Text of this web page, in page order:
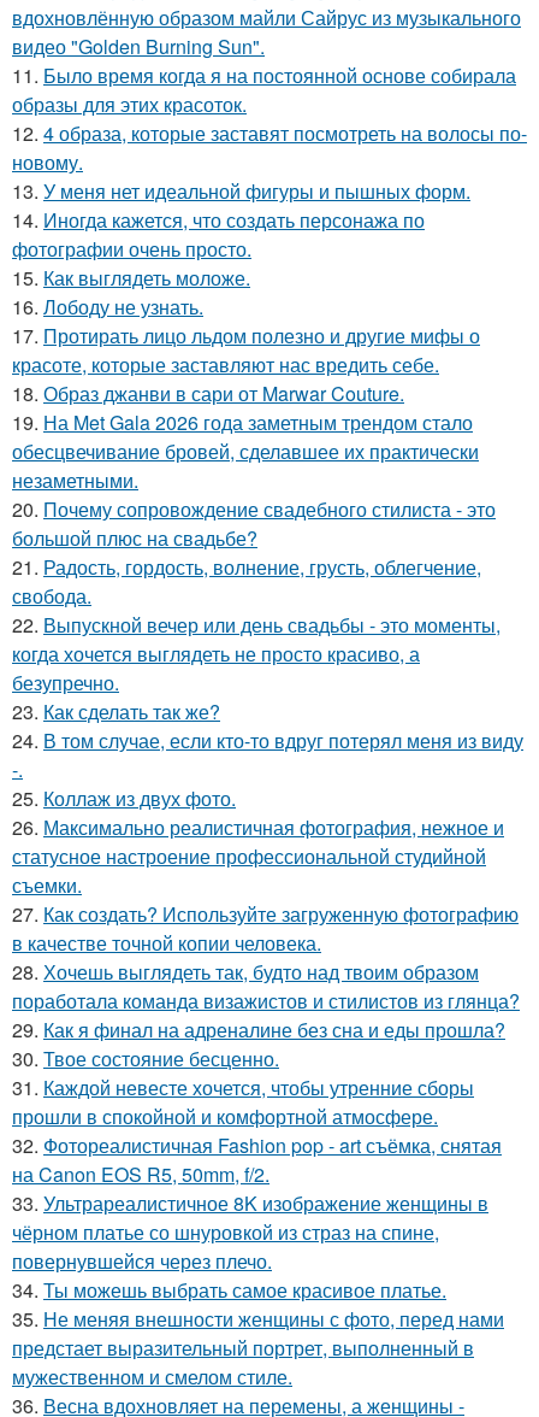
вдохновлённую образом майли Сайрус из музыкального
видео "Golden Burning Sun".
11. Было время когда я на постоянной основе собирала
образы для этих красоток.
12. 4 образа, которые заставят посмотреть на волосы по-
новому.
13. У меня нет идеальной фигуры и пышных форм.
14. Иногда кажется, что создать персонажа по
фотографии очень просто.
15. Как выглядеть моложе.
16. Лободу не узнать.
17. Протирать лицо льдом полезно и другие мифы о
красоте, которые заставляют нас вредить себе.
18. Образ джанви в сари от Marwar Couture.
19. На Met Gala 2026 года заметным трендом стало
обесцвечивание бровей, сделавшее их практически
незаметными.
20. Почему сопровождение свадебного стилиста - это
большой плюс на свадьбе?
21. Радость, гордость, волнение, грусть, облегчение,
свобода.
22. Выпускной вечер или день свадьбы - это моменты,
когда хочется выглядеть не просто красиво, а
безупречно.
23. Как сделать так же?
24. В том случае, если кто-то вдруг потерял меня из виду
-.
25. Коллаж из двух фото.
26. Максимально реалистичная фотография, нежное и
статусное настроение профессиональной студийной
съемки.
27. Как создать? Используйте загруженную фотографию
в качестве точной копии человека.
28. Хочешь выглядеть так, будто над твоим образом
поработала команда визажистов и стилистов из глянца?
29. Как я финал на адреналине без сна и еды прошла?
30. Твое состояние бесценно.
31. Каждой невесте хочется, чтобы утренние сборы
прошли в спокойной и комфортной атмосфере.
32. Фотореалистичная Fashion pop - art съёмка, снятая
на Canon EOS R5, 50mm, f/2.
33. Ультрареалистичное 8K изображение женщины в
чёрном платье со шнуровкой из страз на спине,
повернувшейся через плечо.
34. Ты можешь выбрать самое красивое платье.
35. Не меняя внешности женщины с фото, перед нами
предстает выразительный портрет, выполненный в
мужественном и смелом стиле.
36. Весна вдохновляет на перемены, а женщины -